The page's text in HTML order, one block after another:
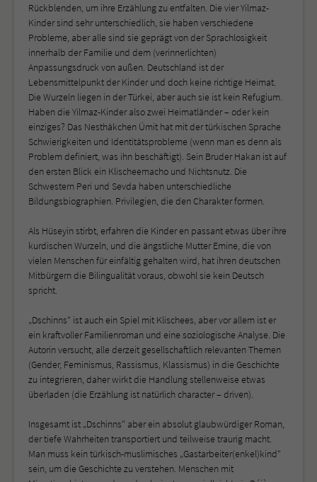
Rückblenden, um ihre Erzählung zu entfalten. Die vier Yilmaz-
Kinder sind sehr unterschiedlich, sie haben verschiedene
Probleme, aber alle sind sie geprägt von der Sprachlosigkeit
innerhalb der Familie und dem (verinnerlichten)
Anpassungsdruck von außen. Deutschland ist der
Lebensmittelpunkt der Kinder und doch keine richtige Heimat.
Die Wurzeln liegen in der Türkei, aber auch sie ist kein Refugium.
Haben die Yilmaz-Kinder also zwei Heimatländer – oder kein
einziges? Das Nesthäkchen Ümit hat mit der türkischen Sprache
Schwierigkeiten und Identitätsprobleme (wenn man es denn als
Problem definiert, was ihn beschäftigt). Sein Bruder Hakan ist auf
den ersten Blick ein Klischeemacho und Nichtsnutz. Die
Schwestern Peri und Sevda haben unterschiedliche
Bildungsbiographien. Privilegien, die den Charakter formen.
Als Hüseyin stirbt, erfahren die Kinder en passant etwas über ihre
kurdischen Wurzeln, und die ängstliche Mutter Emine, die von
vielen Menschen für einfältig gehalten wird, hat ihren deutschen
Mitbürgern die Bilingualität voraus, obwohl sie kein Deutsch
spricht.
„Dschinns“ ist auch ein Spiel mit Klischees, aber vor allem ist er
ein kraftvoller Familienroman und eine soziologische Analyse. Die
Autorin versucht, alle derzeit gesellschaftlich relevanten Themen
(Gender, Feminismus, Rassismus, Klassismus) in die Geschichte
zu integrieren, daher wirkt die Handlung stellenweise etwas
überladen (die Erzählung ist natürlich character – driven).
Insgesamt ist „Dschinns“ aber ein absolut glaubwürdiger Roman,
der tiefe Wahrheiten transportiert und teilweise traurig macht.
Man muss kein türkisch-muslimisches „Gastarbeiter(enkel)kind“
sein, um die Geschichte zu verstehen. Menschen mit